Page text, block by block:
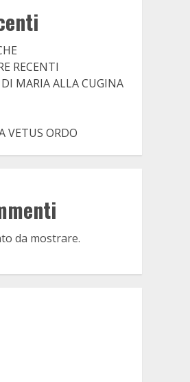
RECENTI
MARIA ALLA CUGINA
VETUS ORDO
da mostrare.